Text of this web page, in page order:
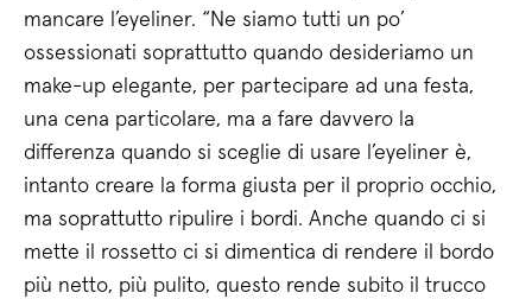
mancare l’eyeliner. “Ne siamo tutti un po’
ossessionati soprattutto quando desideriamo un
make-up elegante, per partecipare ad una festa,
una cena particolare, ma a fare davvero la
differenza quando si sceglie di usare l’eyeliner è,
intanto creare la forma giusta per il proprio occhio,
ma soprattutto ripulire i bordi. Anche quando ci si
mette il rossetto ci si dimentica di rendere il bordo
più netto, più pulito, questo rende subito il trucco